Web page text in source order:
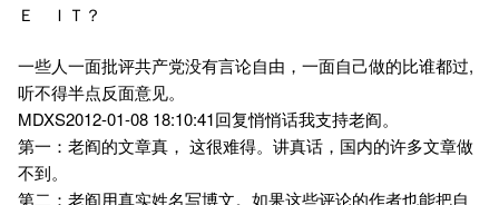
Ｅ ＩＴ？
一些人一面批评共产党没有言论自由，一面自己做的比谁都过,
听不得半点反面意见。
MDXS2012-01-08 18:10:41回复悄悄话我支持老阎。
第一：老阎的文章真， 这很难得。讲真话，国内的许多文章做
不到。
第二：老阎用真实姓名写博文。如果这些评论的作者也能把自